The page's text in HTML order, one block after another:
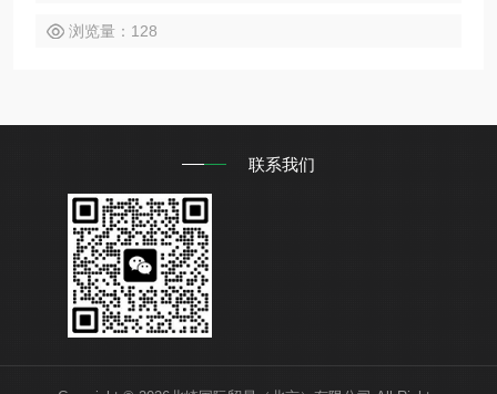
浏览量：128
联系我们